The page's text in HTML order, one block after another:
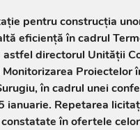
pentru construcția
eficiență în cadrul
astfel directorul Unității
Proiectelor
în cadrul unei
ianuarie. Repetarea
în ofertele